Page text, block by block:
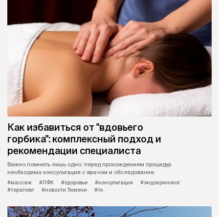
Мастер-классы раскроют тюменцам
искусство росписи и вязания
Участники не только освоят новые техники, но и познакомятся
друг с другом.
#Контора пароходства
#роспись
#искусство
#творчество
Вслух.ру